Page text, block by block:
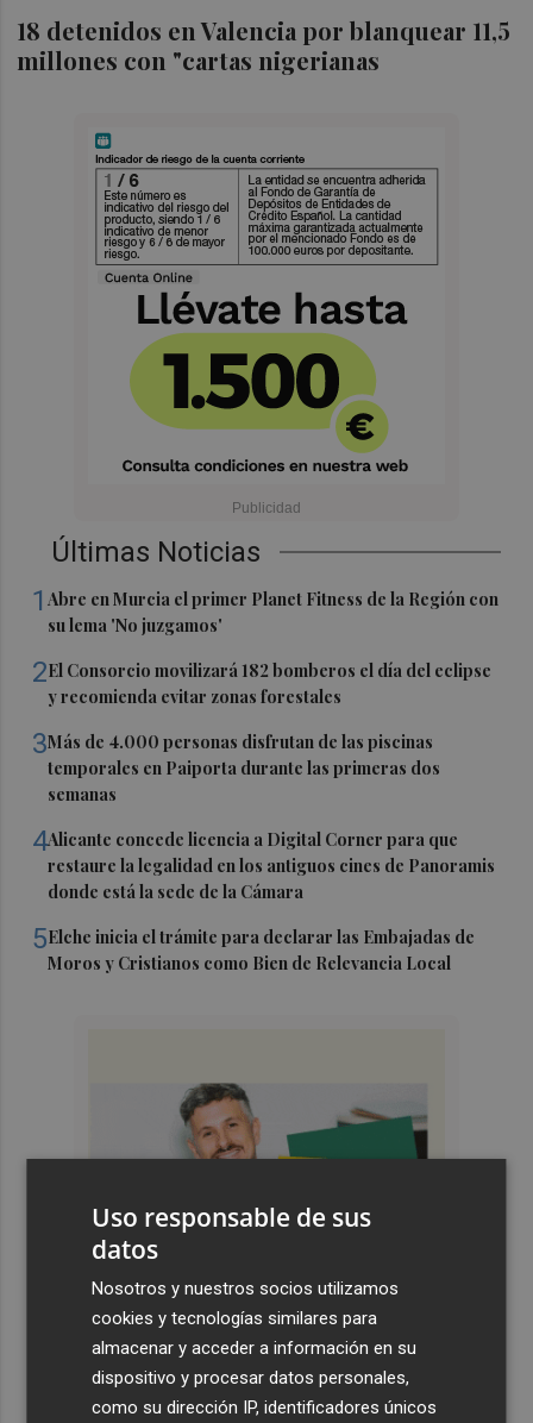
18 detenidos en Valencia por blanquear 11,5
millones con "cartas nigerianas
Últimas Noticias
1Abre en Murcia el primer Planet Fitness de la Región con
su lema 'No juzgamos'
2El Consorcio movilizará 182 bomberos el día del eclipse
y recomienda evitar zonas forestales
3Más de 4.000 personas disfrutan de las piscinas
temporales en Paiporta durante las primeras dos
semanas
4Alicante concede licencia a Digital Corner para que
restaure la legalidad en los antiguos cines de Panoramis
donde está la sede de la Cámara
5Elche inicia el trámite para declarar las Embajadas de
Moros y Cristianos como Bien de Relevancia Local
Uso responsable de sus
datos
Nosotros y nuestros socios utilizamos
cookies y tecnologías similares para
almacenar y acceder a información en su
dispositivo y procesar datos personales,
como su dirección IP, identificadores únicos